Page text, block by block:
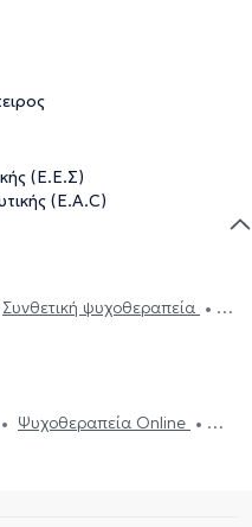
(Ε.Ε.Σ)
(E.A.C)
Συνθετική ψυχοθεραπεία
εφήβων
Συμβουλευτική
Ψυχοθεραπεία Online